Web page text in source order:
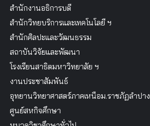
สำนักงานอธิการบดี
สำนักวิทยบริการและเทคโนโลยี ฯ
สำนักศิลปะและวัฒนธรรม
สถาบันวิจัยและพัฒนา
โรงเรียนสาธิตมหาวิทยาลัย ฯ
งานประชาสัมพันธ์
อุทยานวิทยาศาสตร์ภาคเหนือม.ราชภัฏลำปาง
ศูนย์สหกิจศึกษา